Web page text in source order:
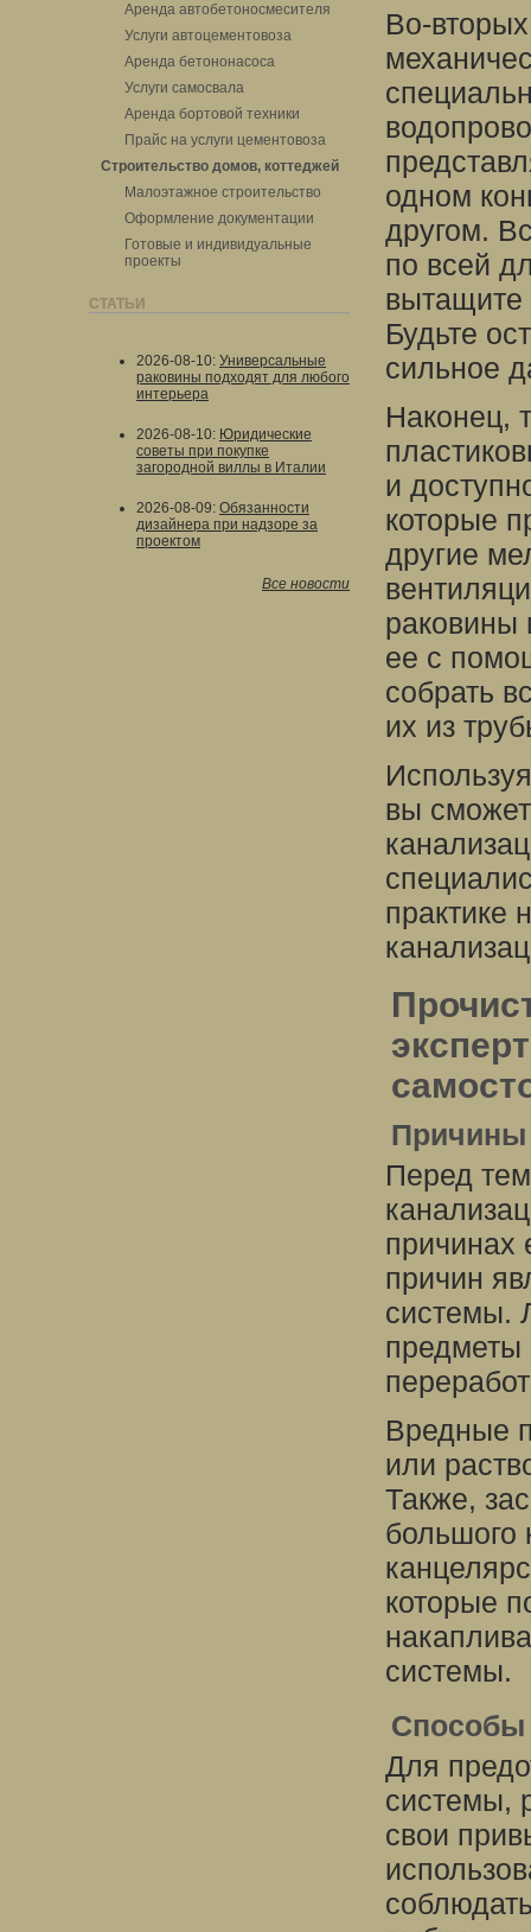
Аренда автобетоносмесителя
Услуги автоцементовоза
Аренда бетононасоса
Услуги самосвала
Аренда бортовой техники
Прайс на услуги цементовоза
Строительство домов, коттеджей
Малоэтажное строительство
Оформление документации
Готовые и индивидуальные
проекты
СТАТЬИ
2026-08-10: Универсальные
раковины подходят для любого
интерьера
2026-08-10: Юридические
советы при покупке
загородной виллы в Италии
2026-08-09: Обязанности
дизайнера при надзоре за
проектом
Все новости
Во-
одном
другом.
по всей
вытащите
Будьте
сильное
Наконец,
и
которые
другие
раковины
ее с
собрать
их из
вы
практике
Причины
Перед
причинах
причин
системы.
предметы
Вредные
или
Также,
большого
которые
системы.
Способы
Для
системы,
свои